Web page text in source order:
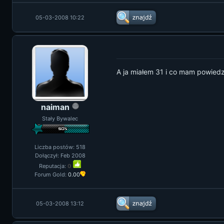
05-03-2008 10:22
naiman
Stały Bywalec
Liczba postów: 518
Dołączył: Feb 2008
Reputacja: 0
Forum Gold: 0.00
A ja miałem 31 i co mam
05-03-2008 13:12